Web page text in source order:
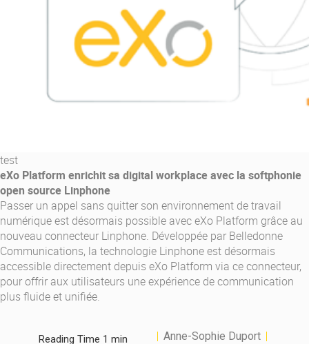
test
eXo Platform enrichit sa digital workplace avec la softphonie
open source Linphone
Passer un appel sans quitter son environnement de travail
numérique est désormais possible avec eXo Platform grâce au
nouveau connecteur Linphone. Développée par Belledonne
Communications, la technologie Linphone est désormais
accessible directement depuis eXo Platform via ce connecteur,
pour offrir aux utilisateurs une expérience de communication
plus fluide et unifiée.
Anne-Sophie Duport